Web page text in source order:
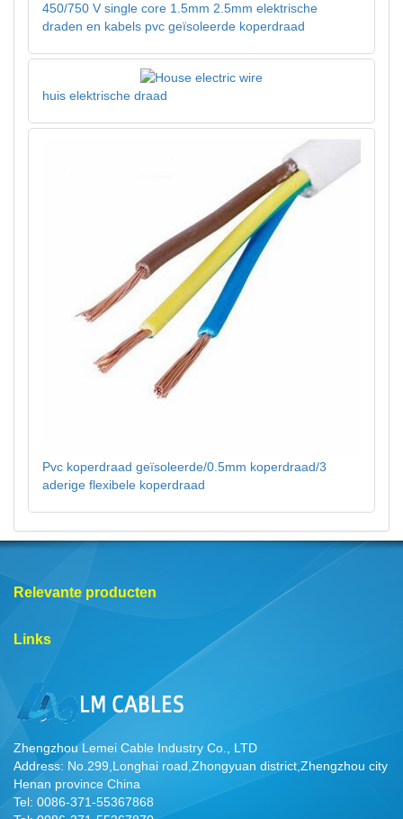
450/750 V single core 1.5mm 2.5mm elektrische
draden en kabels pvc geïsoleerde koperdraad
huis elektrische draad
Pvc koperdraad geïsoleerde/0.5mm koperdraad/3
aderige flexibele koperdraad
Relevante producten
Links
Zhengzhou Lemei Cable Industry Co., LTD
Address: No.299,Longhai road,Zhongyuan district,Zhengzhou city
Henan province China
Tel: 0086-371-55367868